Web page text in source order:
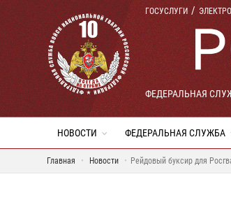
ГОСУСЛУГИ
ФЕДЕРАЛЬНАЯ
НОВОСТИ ФЕДЕРАЛЬНАЯ СЛУЖБА
Главная Новости Рейдовый буксир для